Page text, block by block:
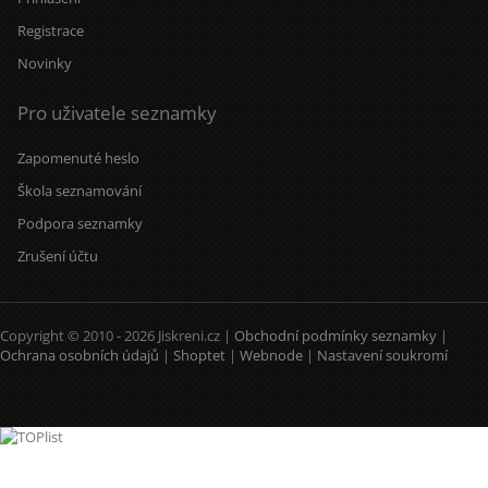
Registrace
Novinky
Pro uživatele seznamky
Zapomenuté heslo
Škola seznamování
Podpora seznamky
Zrušení účtu
Copyright © 2010 - 2026 Jiskreni.cz | Obchodní podmínky seznamky |
Ochrana osobních údajů | Shoptet | Webnode | Nastavení soukromí